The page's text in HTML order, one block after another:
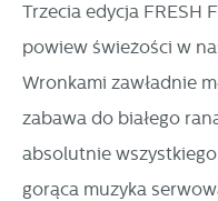
Trzecia edycja FRESH
powiew świeżości w
Wronkami zawładnie
zabawa do białego
absolutnie
gorąca muzyka
internetowych pod
użytkowników.
Dzięki reklamowym
najciekawsze informacje i
partnerów.
Promocyjne pliki cookies
komunikatów na
Więcej